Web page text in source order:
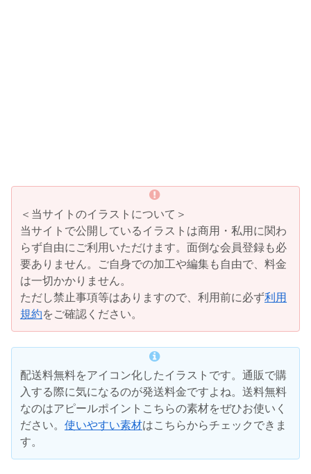
＜当サイトのイラストについて＞
当サイトで公開しているイラストは商用・私用に関わ
らず自由にご利用いただけます。面倒な会員登録も必
要ありません。ご自身での加工や編集も自由で、料金
は一切かかりません。
ただし禁止事項等はありますので、利用前に必ず利用
規約をご確認ください。
配送料無料をアイコン化したイラストです。通販で購
入する際に気になるのが発送料金ですよね。送料無料
なのはアピールポイントこちらの素材をぜひお使いく
ださい。 使いやすい素材はこちらからチェックできま
す。